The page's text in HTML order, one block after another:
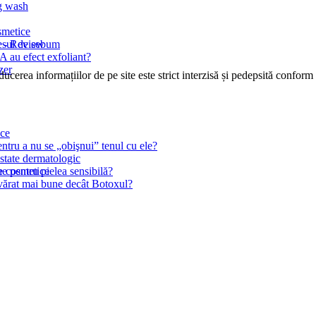
- Review
de sebum
cosmetice
wash
au efect exfoliant?
a nu se „obişnui” tenul cu ele?
dermatologic
pentru pielea sensibilă?
mai bune decât Botoxul?
informațiilor de pe site este strict interzisă și pedepsită